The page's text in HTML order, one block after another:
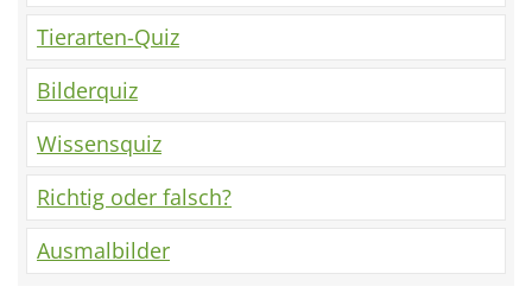
Tierarten-Quiz
Bilderquiz
Wissensquiz
Richtig oder falsch?
Ausmalbilder